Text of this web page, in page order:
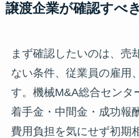
譲渡企業が確認すべ
まず確認したいのは、売
ない条件、従業員の雇用
す。機械M&A総合センタ
着手金・中間金・成功報
費用負担を気にせず初期